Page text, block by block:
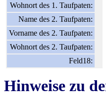
Wohnort des 1. Taufpaten:
Name des 2. Taufpaten:
Vorname des 2. Taufpaten:
Wohnort des 2. Taufpaten:
Feld18:
Hinweise zu